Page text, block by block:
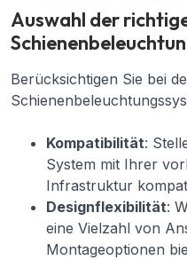
Auswahl der
Berücksichtigen Sie bei
Kompatibilität:
System mit Ihrer
Infrastruktur
Designflexibilität:
eine Vielzahl von
Montageoptionen